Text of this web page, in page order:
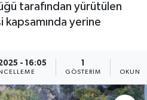
tarafından yürütülen
kapsamında yerine
- 16:05 1
GÖSTERIM